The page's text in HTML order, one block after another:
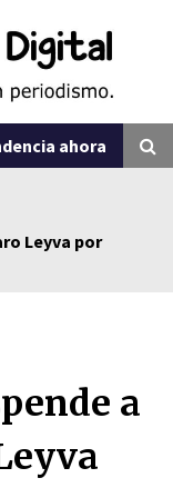
ahora
medio país tiene
roedores del
Leyva por
a